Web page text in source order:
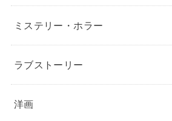
ミステリー・ホラー
ラブストーリー
洋画